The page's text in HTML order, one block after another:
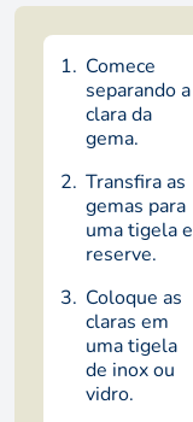
Comece
separando a
clara da
gema.
Transfira as
gemas para
uma tigela e
reserve.
Coloque as
claras em
uma tigela
de inox ou
vidro.